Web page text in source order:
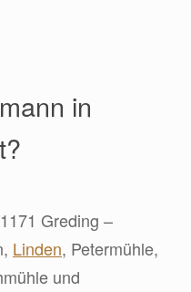
in
Greding –
Linden, Petermühle,
und